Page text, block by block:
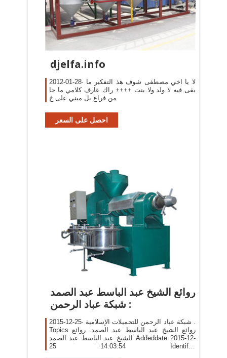
djelfa.info
2012-01-28· لا يا اخي مصطفى شوف هذ التفكير ما
بقى فيه لا ولد ولا بنت ++++ راك عارف كلامي ما جا
من فراغ بل مبني على خ
احصل على السعر
روائع الشيخ عبد الباسط عبد الصمد
: شبكة عباد الرحمن
2015-12-25· شبكة عباد الرحمن للتحميلات الإسلامية .
Topics روائع الشيخ عبد الباسط عبد الصمد. روائع
الشيخ عبد الباسط عبد الصمد Addeddate 2015-12-
25 14:03:54 Identifier